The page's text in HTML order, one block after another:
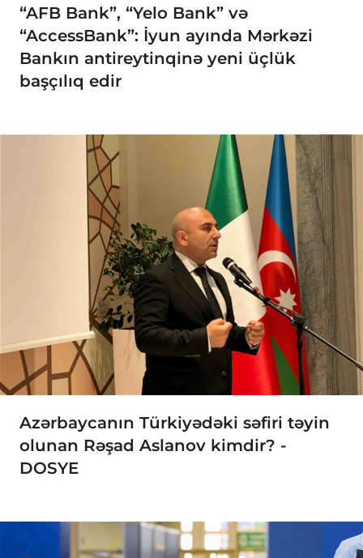
“AFB Bank”, “Yelo Bank” və
“AccessBank”: İyun ayında Mərkəzi
Bankın antireytinqinə yeni üçlük
başçılıq edir
Azərbaycanın Türkiyədəki səfiri təyin
olunan Rəşad Aslanov kimdir? -
DOSYE